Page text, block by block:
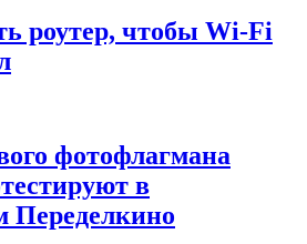
роутер, чтобы Wi-Fi
фотофлагмана
в
Переделкино